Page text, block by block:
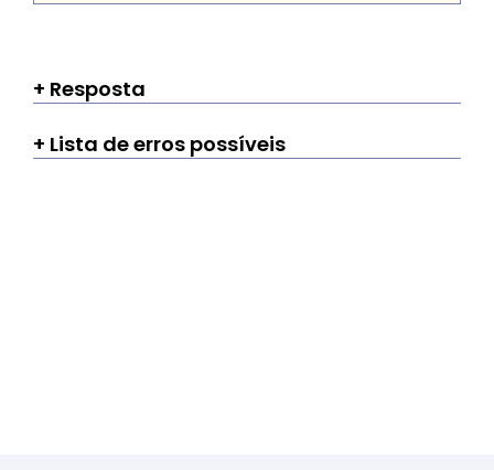
Resposta
Lista de erros possíveis